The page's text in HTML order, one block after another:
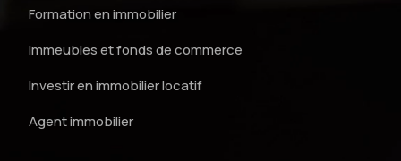
Formation en immobilier
Immeubles et fonds de commerce
Investir en immobilier locatif
Agent immobilier